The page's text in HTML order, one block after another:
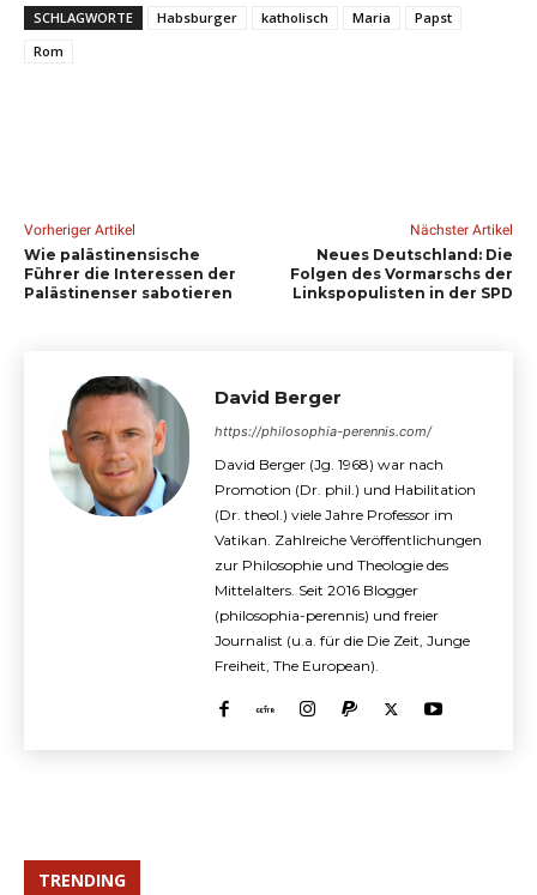
SCHLAGWORTE Habsburger katholisch Maria
Papst
Rom
Vorheriger Artikel
Wie palästinensische
Führer die Interessen der
Palästinenser sabotieren
Nächster Artikel
Neues Deutschland: Die
Folgen des Vormarschs der
Linkspopulisten in der SPD
David Berger
https://philosophia-perennis.com/
David Berger (Jg. 1968) war nach
Promotion (Dr. phil.) und Habilitation
(Dr. theol.) viele Jahre Professor im
Vatikan. Zahlreiche Veröffentlichungen
zur Philosophie und Theologie des
Mittelalters. Seit 2016 Blogger
(philosophia-perennis) und freier
Journalist (u.a. für die Die Zeit, Junge
Freiheit, The European).
TRENDING